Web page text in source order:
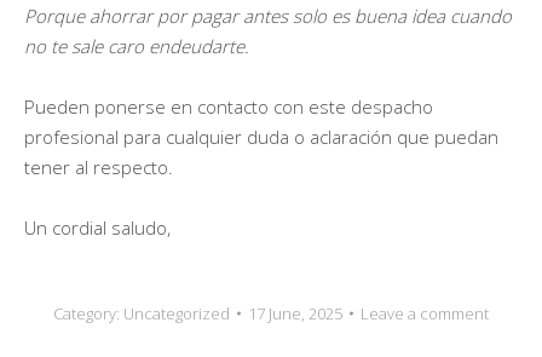
Porque ahorrar por pagar antes solo es buena idea cuando
no te sale caro endeudarte.
Pueden ponerse en contacto con este despacho
profesional para cualquier duda o aclaración que puedan
tener al respecto.
Un cordial saludo,
Category: Uncategorized 17 June, 2025 Leave a comment